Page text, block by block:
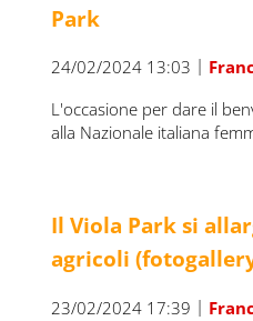
Park
24/02/2024 13:03 |
L'occasione per dare il
alla Nazionale italiana
Il Viola Park si
agricoli
23/02/2024 17:39 |